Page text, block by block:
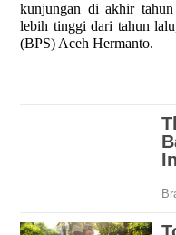
kunjungan di akhir
lebih tinggi dari tahun
(BPS) Aceh Hermanto.